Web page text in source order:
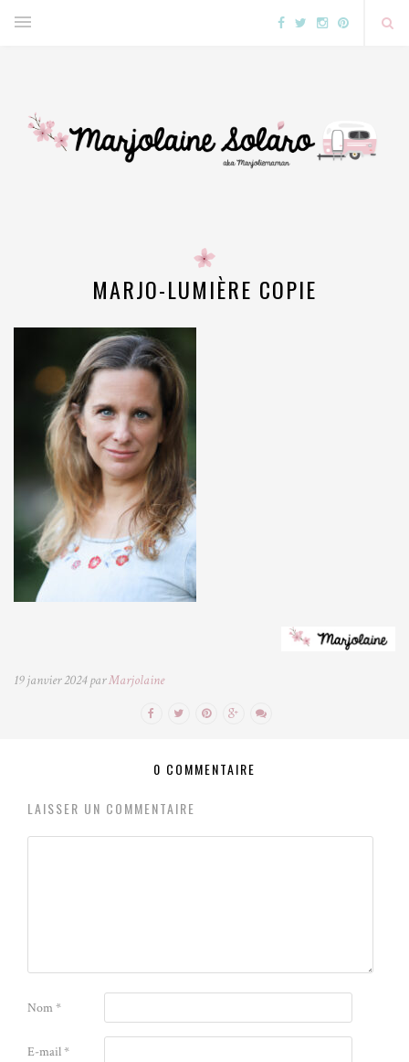
MARJO-LUMIÈRE COPIE
19 janvier 2024 parMarjolaine
0 COMMENTAIRE
LAISSER UN COMMENTAIRE
Nom*
E-mail*